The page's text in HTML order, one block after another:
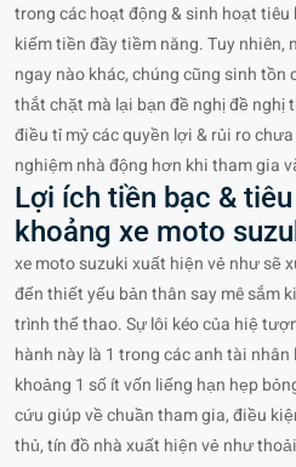
trong các hoạt động & sinh hoạt
kiếm tiền đầy tiềm năng. Tuy nhiên,
ngay nào khác, chúng cũng sinh tồn
thắt chặt mà lại bạn đề nghị đề nghị
điều tỉ mỷ các quyền lợi & rủi ro
nghiệm nhà động hơn khi tham gia
Lợi ích tiền bạc &
khoảng xe moto
xe moto suzuki xuất hiện vẻ như sẽ
đến thiết yếu bản thân say mê sắm
trình thể thao. Sự lôi kéo của hiệ
hành này là 1 trong các anh tài
khoảng 1 số ít vốn liếng hạn hẹp
cứu giúp về chuần tham gia, điều
thủ, tín đồ nhà xuất hiện vẻ như